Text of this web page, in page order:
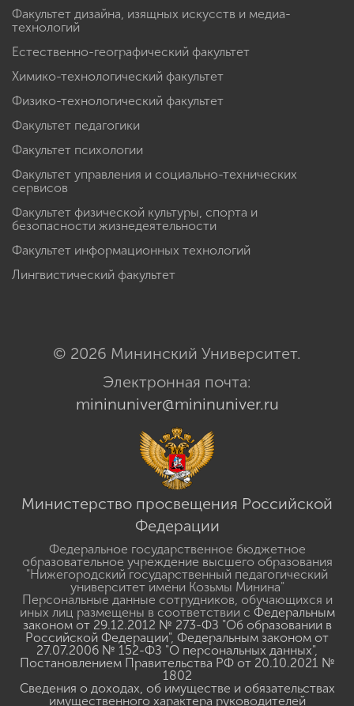
Факультет дизайна, изящных искусств и медиа-
технологий
Естественно-географический факультет
Химико-технологический факультет
Физико-технологический факультет
Факультет педагогики
Факультет психологии
Факультет управления и социально-технических
сервисов
Факультет физической культуры, спорта и
безопасности жизнедеятельности
Факультет информационных технологий
Лингвистический факультет
© 2026 Мининский Университет.
Электронная почта:
mininuniver@mininuniver.ru
Министерство просвещения Российской
Федерации
Федеральное государственное бюджетное
образовательное учреждение высшего образования
"Нижегородский государственный педагогический
университет имени Козьмы Минина"
Персональные данные сотрудников, обучающихся и
иных лиц размещены в соответствии с Федеральным
законом от 29.12.2012 № 273-ФЗ "Об образовании в
Российской Федерации", Федеральным законом от
27.07.2006 № 152-ФЗ "О персональных данных",
Постановлением Правительства РФ от 20.10.2021 №
1802
Сведения о доходах, об имуществе и обязательствах
имущественного характера руководителей